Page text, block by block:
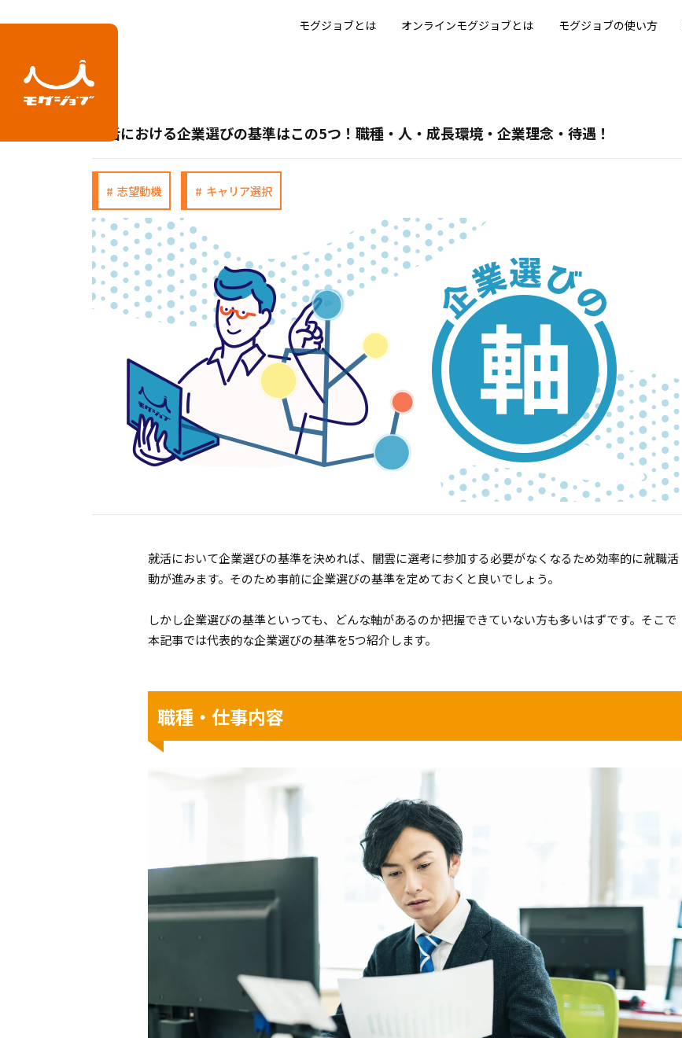
モグジョブとは オンラインモグジョブとは モグジョブの使い方
就活における企業選びの基準はこの5つ！職種・人・成長環境・企業理念・待遇！
志望動機 キャリア選択
就活において企業選びの基準を決めれば、闇雲に選考に参加する必要がなくなるため効率的に就職活
動が進みます。そのため事前に企業選びの基準を定めておくと良いでしょう。
しかし企業選びの基準といっても、どんな軸があるのか把握できていない方も多いはずです。そこで
本記事では代表的な企業選びの基準を5つ紹介します。
職種・仕事内容